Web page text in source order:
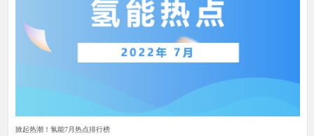
掀起热潮！氢能7月热点排行榜